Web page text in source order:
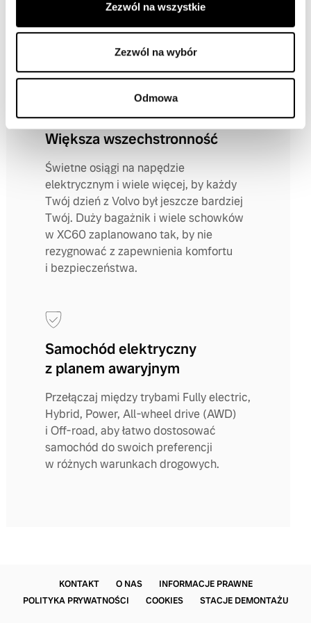
Zezwól na wszystkie
Zezwól na wybór
Odmowa
w codziennych wyjazdach i bardziej
zrównoważone podróżowanie. Płynna
prowadzeniu jednym pedałem.
Większa wszechstronność
Świetne osiągi na napędzie
elektrycznym i wiele więcej, by każdy
Twój dzień z Volvo był jeszcze bardziej
Twój. Duży bagażnik i wiele schowków
w XC60 zaplanowano tak, by nie
rezygnować z zapewnienia komfortu
i bezpieczeństwa.
Samochód elektryczny
z planem awaryjnym
Przełączaj między trybami Fully electric,
Hybrid, Power, All-wheel drive (AWD)
i Off-road, aby łatwo dostosować
samochód do swoich preferencji
w różnych warunkach drogowych.
KONTAKT O NAS
INFORMACJE PRAWNE
POLITYKA PRYWATNOŚCI
COOKIES STACJE DEMONTAŻU